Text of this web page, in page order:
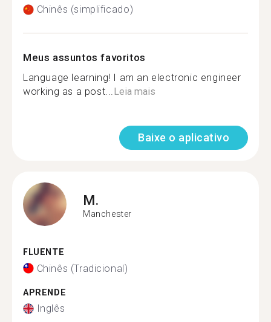
Chinês (simplificado)
Meus assuntos favoritos
Language learning! I am an electronic engineer
working as a post...Leia mais
Baixe o aplicativo
M.
Manchester
FLUENTE
Chinês (Tradicional)
APRENDE
Inglês